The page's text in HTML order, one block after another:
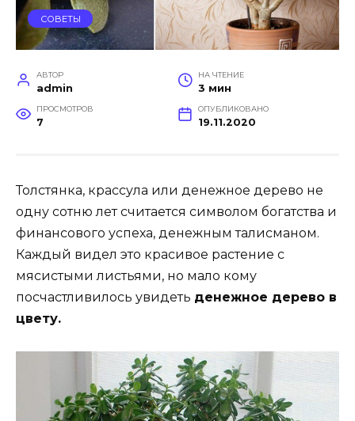
СОВЕТЫ
АВТОР
admin
НА ЧТЕНИЕ
3 мин
ПРОСМОТРОВ
7
ОПУБЛИКОВАНО
19.11.2020
Толстянка, крассула или денежное дерево не
одну сотню лет считается символом богатства и
финансового успеха, денежным талисманом.
Каждый видел это красивое растение с
мясистыми листьями, но мало кому
посчастливилось увидеть денежное дерево в
цвету.